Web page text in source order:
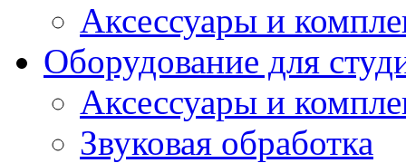
Аксессуары и
Оборудование для
Аксессуары и
Звуковая обработка